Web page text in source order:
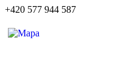
+420 577 944 587